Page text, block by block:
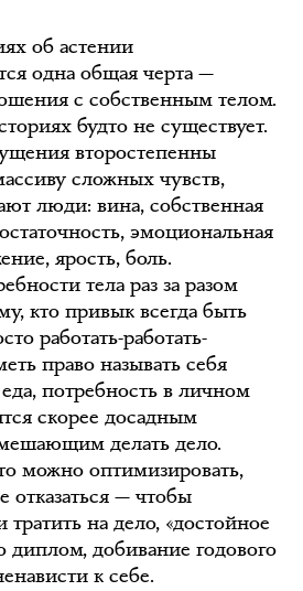
об астении
одна общая черта —
с собственным телом.
будто не существует.
второстепенны
сложных чувств,
люди: вина, собственная
эмоциональная
ярость, боль.
тела раз за разом
кто привык всегда быть
работать-работать-
право называть себя
потребность в личном
скорее досадным
делать дело.
можно оптимизировать,
отказаться — чтобы
на дело, «достойное
диплом, добивание годового
к себе.